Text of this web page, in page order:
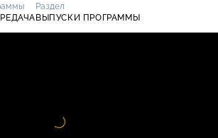
Раздел
ВЫПУСКИ ПРОГРАММЫ
Видео
проигрыватель